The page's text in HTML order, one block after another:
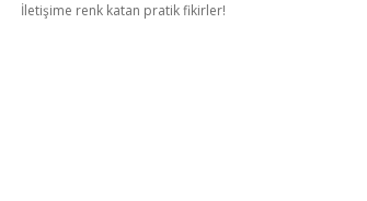
İletişime renk katan pratik fikirler!